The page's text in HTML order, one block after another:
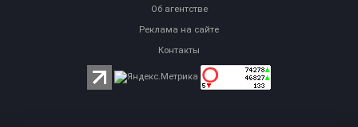
Об агентстве
Реклама на сайте
Контакты